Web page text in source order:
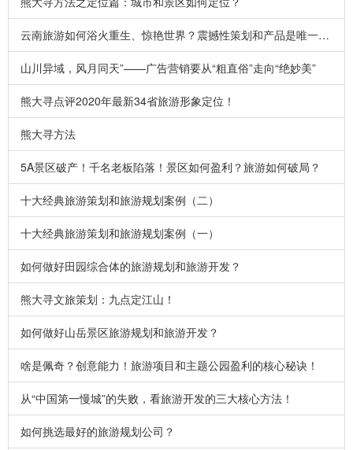
云南旅游如何浴火重生、惊艳世界？震撼性策划和产品是唯一出路！
山川异域，风月同天”——广告营销要从“粗直俗”走向“绝妙美”
熊大寻点评2020年最新34省旅游形象定位！
熊大寻方法
5A景区破产！千名老板陷落！景区如何盈利？旅游如何破局？
十大经典旅游策划和旅游规划案例（二）
十大经典旅游策划和旅游规划案例（一）
如何做好田园综合体的旅游规划和旅游开发？
熊大寻文旅策划：九点定江山！
如何做好山岳景区旅游规划和旅游开发？
啥是佩奇？创意能力！旅游项目和主题公园盈利的核心秘诀！
从“中国第一慢城”的失败，看旅游开发的三大核心方法！
如何挑选最好的旅游规划公司？